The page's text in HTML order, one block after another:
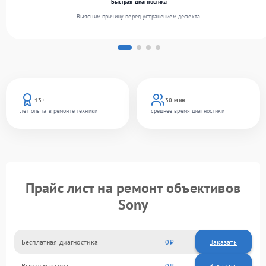
13+
лет опыта в ремонте техники
30 мин
среднее время диагностики
Быстрая диагностика
Выясним причину перед устранением дефекта.
Прайс лист на ремонт объективов
Sony
Бесплатная диагностика 0 Заказать